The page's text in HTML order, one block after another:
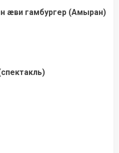
гамбургер (Амыран)